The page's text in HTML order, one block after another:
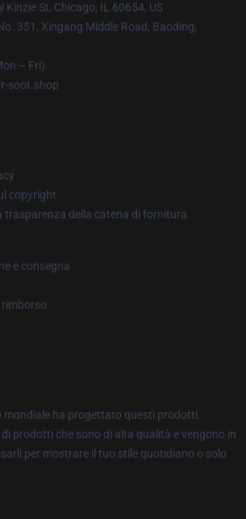
Kinzie St, Chicago, IL 60654, US
351, Xingang Middle Road, Baoding,
– Fri)
soot.shop
copyright
trasparenza della catena di fornitura
e consegna
mondiale ha progettato questi prodotti.
prodotti che sono di alta qualità e vengono in
per mostrare il tuo stile quotidiano o solo